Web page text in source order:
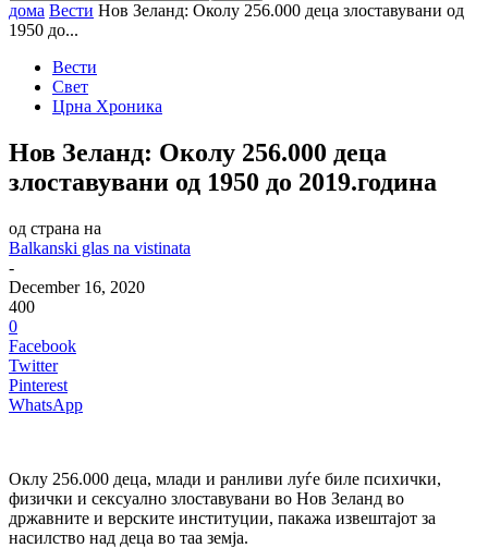
дома Вести Нов Зеланд: Околу 256.000 деца злоставувани од
1950 до...
Вести
Свет
Црна Хроника
Нов Зеланд: Околу 256.000 деца
злоставувани од 1950 до 2019.година
од страна на
Balkanski glas na vistinata
-
December 16, 2020
400
0
Facebook
Twitter
Pinterest
WhatsApp
Оклу 256.000 деца, млади и ранливи луѓе биле психички,
физички и сексуално злоставувани во Нов Зеланд во
државните и верските институции, пакажа извештајот за
насилство над деца во таа земја.